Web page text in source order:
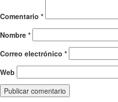
Comentario *
Nombre *
Correo electrónico *
Web